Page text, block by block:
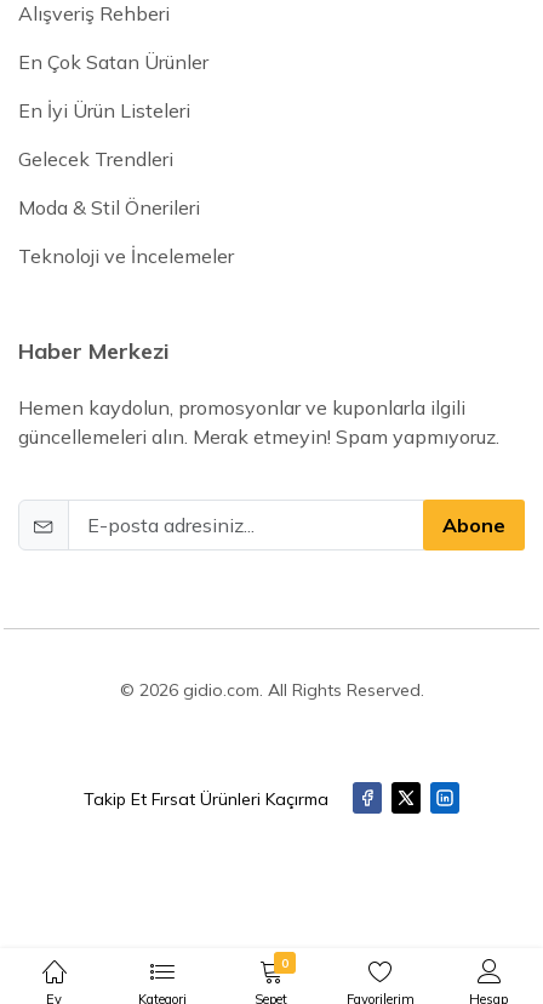
Alışveriş Rehberi
En Çok Satan Ürünler
En İyi Ürün Listeleri
Gelecek Trendleri
Moda & Stil Önerileri
Teknoloji ve İncelemeler
Haber Merkezi
Hemen kaydolun, promosyonlar ve kuponlarla ilgili
güncellemeleri alın. Merak etmeyin! Spam yapmıyoruz.
Abone
© 2026 gidio.com. All Rights Reserved.
Takip Et Fırsat Ürünleri Kaçırma
Ev Kategori
0
Sepet Favorilerim Hesap